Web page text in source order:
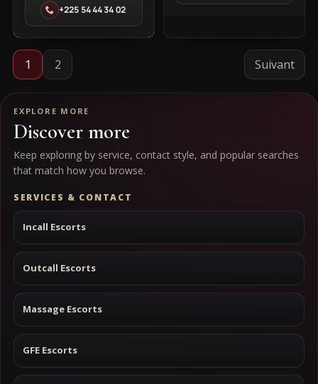
Cocody+225 54 44 34 02
1 2 Suivant
EXPLORE MORE
Discover more
Keep exploring by service, contact style, and popular searches
that match how you browse.
SERVICES & CONTACT
Incall Escorts
Outcall Escorts
Massage Escorts
GFE Escorts